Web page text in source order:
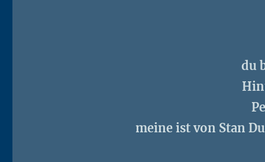
du
meine ist von Stan